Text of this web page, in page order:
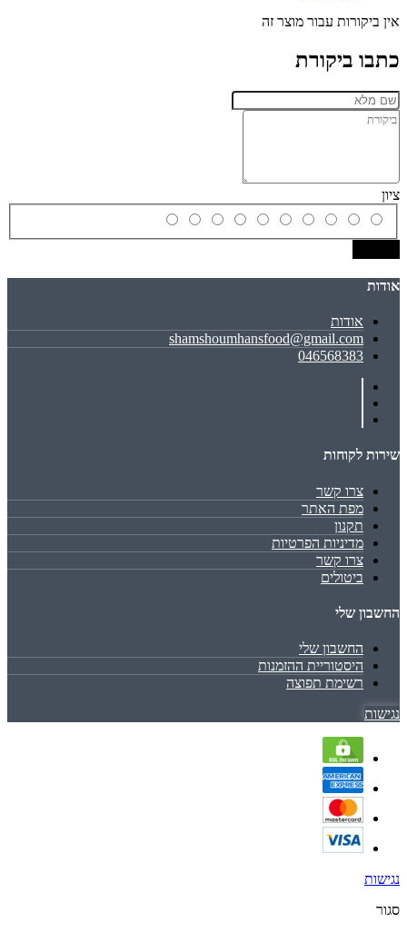
אין ביקורות עבור מוצר זה
כתבו ביקורת
ציון
אודות
אודות
shamshoumhansfood@gmail.com
046568383
שירות לקוחות
צרו קשר
מפת האתר
תקנון
מדיניות הפרטיות
צרו קשר
ביטולים
החשבון שלי
החשבון שלי
היסטוריית ההזמנות
רשימת תפוצה
נגישות
נגישות
סגור